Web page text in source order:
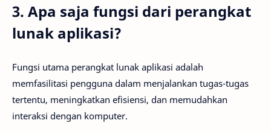
3. Apa saja fungsi dari perangkat
lunak aplikasi?
Fungsi utama perangkat lunak aplikasi adalah
memfasilitasi pengguna dalam menjalankan tugas-tugas
tertentu, meningkatkan efisiensi, dan memudahkan
interaksi dengan komputer.